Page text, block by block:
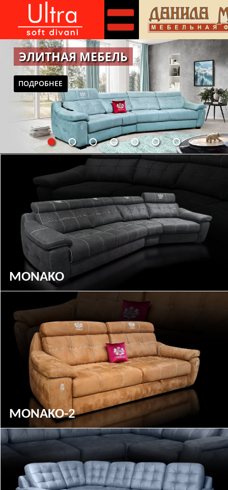
ЭЛИТНАЯ МЕБЕЛЬ
ПОДРОБНЕЕ
MONAKO
MONAKO-2